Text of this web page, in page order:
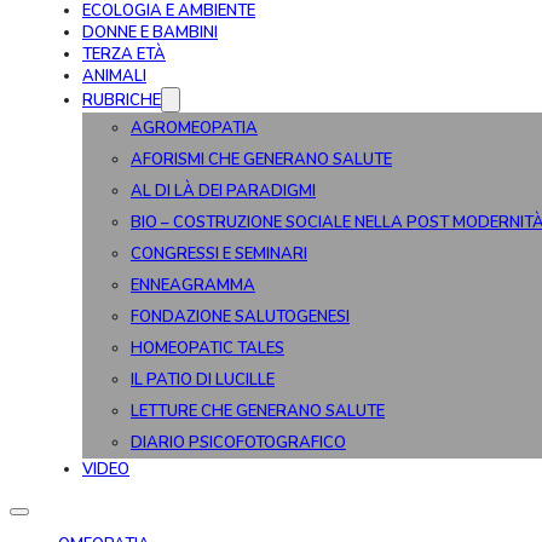
ECOLOGIA E AMBIENTE
DONNE E BAMBINI
TERZA ETÀ
ANIMALI
RUBRICHE
AGROMEOPATIA
AFORISMI CHE GENERANO SALUTE
AL DI LÀ DEI PARADIGMI
BIO – COSTRUZIONE SOCIALE NELLA POST
CONGRESSI E SEMINARI
ENNEAGRAMMA
FONDAZIONE SALUTOGENESI
HOMEOPATIC TALES
IL PATIO DI LUCILLE
LETTURE CHE GENERANO SALUTE
DIARIO PSICOFOTOGRAFICO
VIDEO